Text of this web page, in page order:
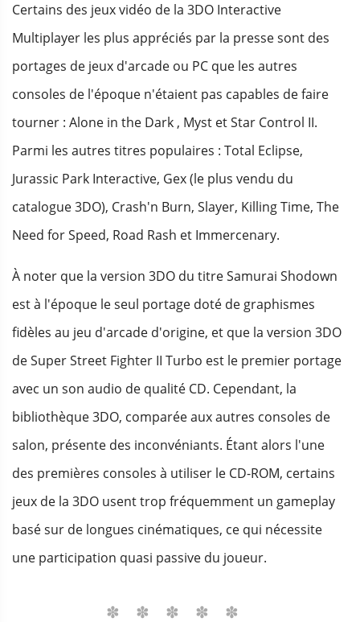
Certains des jeux vidéo de la 3DO Interactive
Multiplayer les plus appréciés par la presse sont des
portages de jeux d'arcade ou PC que les autres
consoles de l'époque n'étaient pas capables de faire
tourner : Alone in the Dark , Myst et Star Control II.
Parmi les autres titres populaires : Total Eclipse,
Jurassic Park Interactive, Gex (le plus vendu du
catalogue 3DO), Crash'n Burn, Slayer, Killing Time, The
Need for Speed, Road Rash et Immercenary.
À noter que la version 3DO du titre Samurai Shodown
est à l'époque le seul portage doté de graphismes
fidèles au jeu d'arcade d'origine, et que la version 3DO
de Super Street Fighter II Turbo est le premier portage
avec un son audio de qualité CD. Cependant, la
bibliothèque 3DO, comparée aux autres consoles de
salon, présente des inconvéniants. Étant alors l'une
des premières consoles à utiliser le CD-ROM, certains
jeux de la 3DO usent trop fréquemment un gameplay
basé sur de longues cinématiques, ce qui nécessite
une participation quasi passive du joueur.